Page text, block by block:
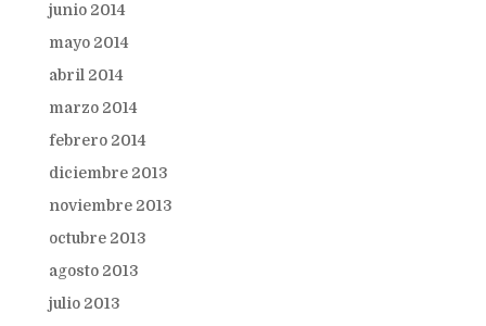
junio 2014
mayo 2014
abril 2014
marzo 2014
febrero 2014
diciembre 2013
noviembre 2013
octubre 2013
agosto 2013
julio 2013